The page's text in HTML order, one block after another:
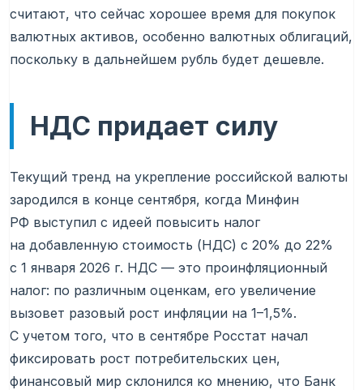
считают, что сейчас хорошее время для покупок
валютных активов, особенно валютных облигаций,
поскольку в дальнейшем рубль будет дешевле.
НДС придает силу
Текущий тренд на укрепление российской валюты
зародился в конце сентября, когда Минфин
РФ выступил с идеей повысить налог
на добавленную стоимость (НДС) с 20% до 22%
с 1 января 2026 г. НДС — это проинфляционный
налог: по различным оценкам, его увеличение
вызовет разовый рост инфляции на 1–1,5%.
С учетом того, что в сентябре Росстат начал
фиксировать рост потребительских цен,
финансовый мир склонился ко мнению, что Банк